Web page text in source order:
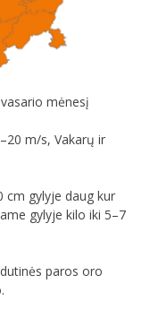
mėnesį
m/s, Vakarų ir
cm gylyje daug kur
gylyje kilo iki 5–7
paros oro